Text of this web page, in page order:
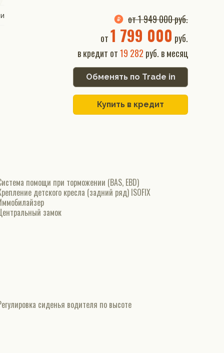
от 1 949 000 руб.
от1 799 000 руб.
в кредит от19 282 руб. в месяц
Обменять по Trade in
Купить в кредит
помощи при торможении (BAS, EBD)
детского кресла (задний ряд) ISOFIX
замок
сиденья водителя по высоте